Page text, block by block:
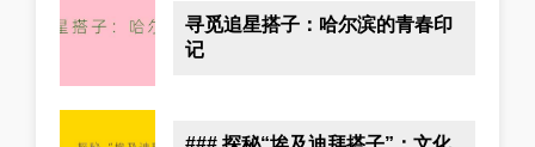
寻觅追星搭子：哈尔滨的青春印
记